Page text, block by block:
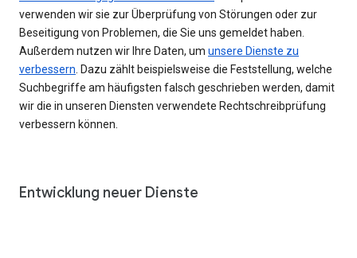
verwenden wir sie zur Überprüfung von Störungen oder zur
Beseitigung von Problemen, die Sie uns gemeldet haben.
Außerdem nutzen wir Ihre Daten, um unsere Dienste zu
verbessern . Dazu zählt beispielsweise die Feststellung, welche
Suchbegriffe am häufigsten falsch geschrieben werden, damit
wir die in unseren Diensten verwendete Rechtschreibprüfung
verbessern können.
Entwicklung neuer Dienste